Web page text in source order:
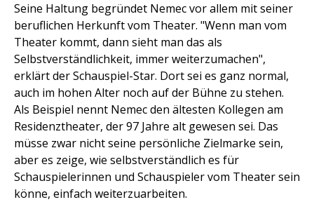
Seine Haltung begründet Nemec vor allem mit seiner
beruflichen Herkunft vom Theater. "Wenn man vom
Theater kommt, dann sieht man das als
Selbstverständlichkeit, immer weiterzumachen",
erklärt der Schauspiel-Star. Dort sei es ganz normal,
auch im hohen Alter noch auf der Bühne zu stehen.
Als Beispiel nennt Nemec den ältesten Kollegen am
Residenztheater, der 97 Jahre alt gewesen sei. Das
müsse zwar nicht seine persönliche Zielmarke sein,
aber es zeige, wie selbstverständlich es für
Schauspielerinnen und Schauspieler vom Theater sein
könne, einfach weiterzuarbeiten.